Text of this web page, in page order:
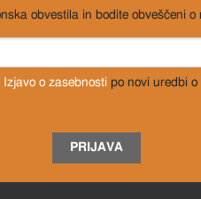
obvestila in bodite obveščeni
Izjavo o zasebnosti po novi uredbi
PRIJAVA